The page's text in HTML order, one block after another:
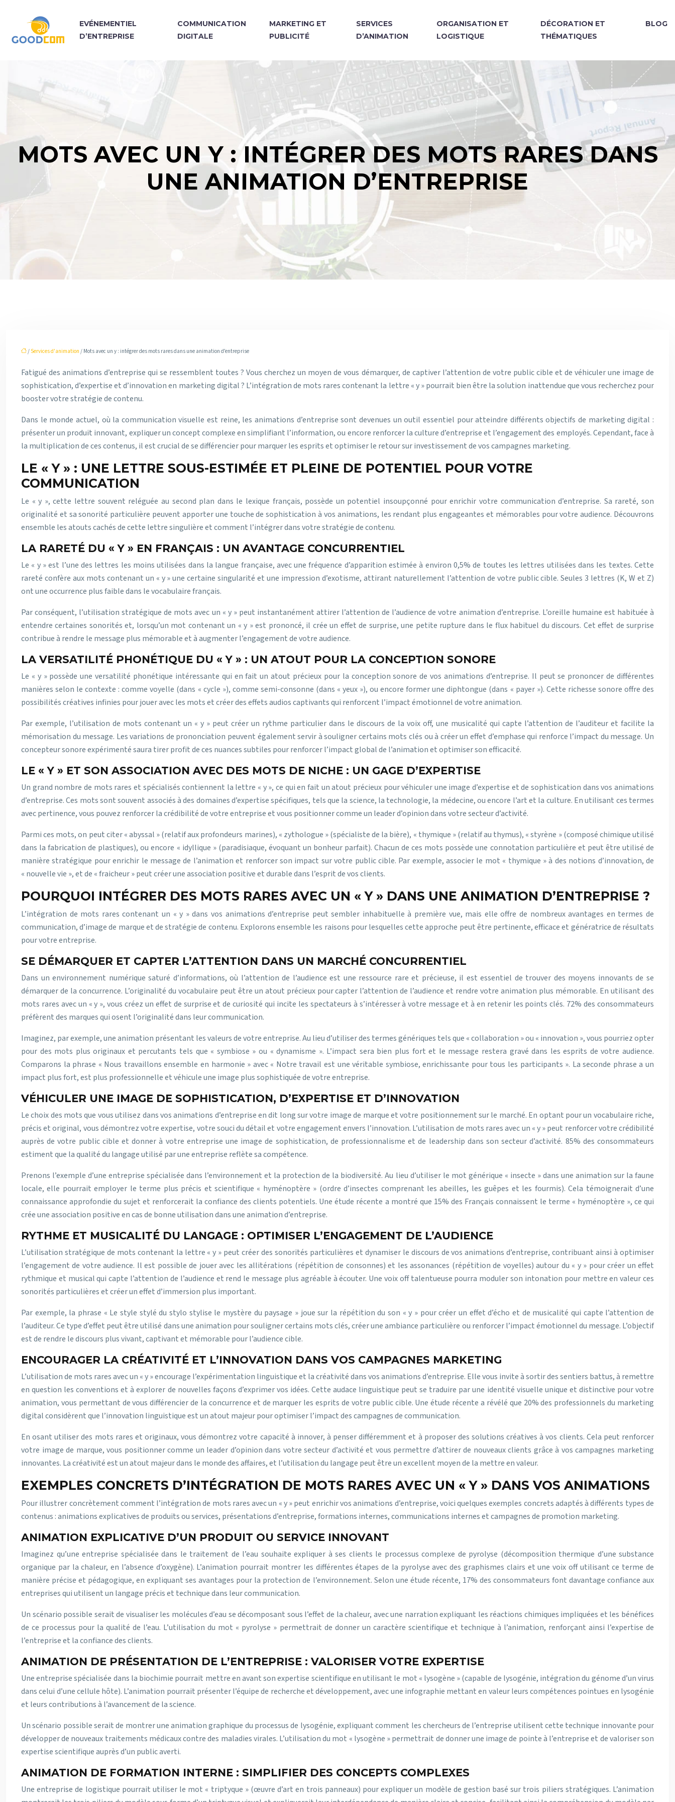
EVÉNEMENTIEL
D’ENTREPRISE
COMMUNICATION
DIGITALE
MARKETING ET
PUBLICITÉ
SERVICES
D’ANIMATION
ORGANISATION ET
LOGISTIQUE
DÉCORATION ET
THÉMATIQUES
BLOG
MOTS AVEC UN Y : INTÉGRER DES MOTS RARES DANS
UNE ANIMATION D’ENTREPRISE
/ Services d'animation / Mots avec un y : intégrer des mots rares dans une animation d’entreprise
Fatigué des animations d’entreprise qui se ressemblent toutes ? Vous cherchez un moyen de vous démarquer, de captiver l’attention de votre public cible et de véhiculer une image de
sophistication, d’expertise et d’innovation en marketing digital ? L’intégration de mots rares contenant la lettre « y » pourrait bien être la solution inattendue que vous recherchez pour
booster votre stratégie de contenu.
Dans le monde actuel, où la communication visuelle est reine, les animations d’entreprise sont devenues un outil essentiel pour atteindre différents objectifs de marketing digital :
présenter un produit innovant, expliquer un concept complexe en simplifiant l’information, ou encore renforcer la culture d’entreprise et l’engagement des employés. Cependant, face à
la multiplication de ces contenus, il est crucial de se différencier pour marquer les esprits et optimiser le retour sur investissement de vos campagnes marketing.
LE « Y » : UNE LETTRE SOUS-ESTIMÉE ET PLEINE DE POTENTIEL POUR VOTRE
COMMUNICATION
Le « y », cette lettre souvent reléguée au second plan dans le lexique français, possède un potentiel insoupçonné pour enrichir votre communication d’entreprise. Sa rareté, son
originalité et sa sonorité particulière peuvent apporter une touche de sophistication à vos animations, les rendant plus engageantes et mémorables pour votre audience. Découvrons
ensemble les atouts cachés de cette lettre singulière et comment l’intégrer dans votre stratégie de contenu.
LA RARETÉ DU « Y » EN FRANÇAIS : UN AVANTAGE CONCURRENTIEL
Le « y » est l’une des lettres les moins utilisées dans la langue française, avec une fréquence d’apparition estimée à environ 0,5% de toutes les lettres utilisées dans les textes. Cette
rareté confère aux mots contenant un « y » une certaine singularité et une impression d’exotisme, attirant naturellement l’attention de votre public cible. Seules 3 lettres (K, W et Z)
ont une occurrence plus faible dans le vocabulaire français.
Par conséquent, l’utilisation stratégique de mots avec un « y » peut instantanément attirer l’attention de l’audience de votre animation d’entreprise. L’oreille humaine est habituée à
entendre certaines sonorités et, lorsqu’un mot contenant un « y » est prononcé, il crée un effet de surprise, une petite rupture dans le flux habituel du discours. Cet effet de surprise
contribue à rendre le message plus mémorable et à augmenter l’engagement de votre audience.
LA VERSATILITÉ PHONÉTIQUE DU « Y » : UN ATOUT POUR LA CONCEPTION SONORE
Le « y » possède une versatilité phonétique intéressante qui en fait un atout précieux pour la conception sonore de vos animations d’entreprise. Il peut se prononcer de différentes
manières selon le contexte : comme voyelle (dans « cycle »), comme semi-consonne (dans « yeux »), ou encore former une diphtongue (dans « payer »). Cette richesse sonore offre des
possibilités créatives infinies pour jouer avec les mots et créer des effets audios captivants qui renforcent l’impact émotionnel de votre animation.
Par exemple, l’utilisation de mots contenant un « y » peut créer un rythme particulier dans le discours de la voix off, une musicalité qui capte l’attention de l’auditeur et facilite la
mémorisation du message. Les variations de prononciation peuvent également servir à souligner certains mots clés ou à créer un effet d’emphase qui renforce l’impact du message. Un
concepteur sonore expérimenté saura tirer profit de ces nuances subtiles pour renforcer l’impact global de l’animation et optimiser son efficacité.
LE « Y » ET SON ASSOCIATION AVEC DES MOTS DE NICHE : UN GAGE D’EXPERTISE
Un grand nombre de mots rares et spécialisés contiennent la lettre « y », ce qui en fait un atout précieux pour véhiculer une image d’expertise et de sophistication dans vos animations
d’entreprise. Ces mots sont souvent associés à des domaines d’expertise spécifiques, tels que la science, la technologie, la médecine, ou encore l’art et la culture. En utilisant ces termes
avec pertinence, vous pouvez renforcer la crédibilité de votre entreprise et vous positionner comme un leader d’opinion dans votre secteur d’activité.
Parmi ces mots, on peut citer « abyssal » (relatif aux profondeurs marines), « zythologue » (spécialiste de la bière), « thymique » (relatif au thymus), « styrène » (composé chimique utilisé
dans la fabrication de plastiques), ou encore « idyllique » (paradisiaque, évoquant un bonheur parfait). Chacun de ces mots possède une connotation particulière et peut être utilisé de
manière stratégique pour enrichir le message de l’animation et renforcer son impact sur votre public cible. Par exemple, associer le mot « thymique » à des notions d’innovation, de
« nouvelle vie », et de « fraicheur » peut créer une association positive et durable dans l’esprit de vos clients.
POURQUOI INTÉGRER DES MOTS RARES AVEC UN « Y » DANS UNE ANIMATION D’ENTREPRISE ?
L’intégration de mots rares contenant un « y » dans vos animations d’entreprise peut sembler inhabituelle à première vue, mais elle offre de nombreux avantages en termes de
communication, d’image de marque et de stratégie de contenu. Explorons ensemble les raisons pour lesquelles cette approche peut être pertinente, efficace et génératrice de résultats
pour votre entreprise.
SE DÉMARQUER ET CAPTER L’ATTENTION DANS UN MARCHÉ CONCURRENTIEL
Dans un environnement numérique saturé d’informations, où l’attention de l’audience est une ressource rare et précieuse, il est essentiel de trouver des moyens innovants de se
démarquer de la concurrence. L’originalité du vocabulaire peut être un atout précieux pour capter l’attention de l’audience et rendre votre animation plus mémorable. En utilisant des
mots rares avec un « y », vous créez un effet de surprise et de curiosité qui incite les spectateurs à s’intéresser à votre message et à en retenir les points clés. 72% des consommateurs
préfèrent des marques qui osent l’originalité dans leur communication.
Imaginez, par exemple, une animation présentant les valeurs de votre entreprise. Au lieu d’utiliser des termes génériques tels que « collaboration » ou « innovation », vous pourriez opter
pour des mots plus originaux et percutants tels que « symbiose » ou « dynamisme ». L’impact sera bien plus fort et le message restera gravé dans les esprits de votre audience.
Comparons la phrase « Nous travaillons ensemble en harmonie » avec « Notre travail est une véritable symbiose, enrichissante pour tous les participants ». La seconde phrase a un
impact plus fort, est plus professionnelle et véhicule une image plus sophistiquée de votre entreprise.
VÉHICULER UNE IMAGE DE SOPHISTICATION, D’EXPERTISE ET D’INNOVATION
Le choix des mots que vous utilisez dans vos animations d’entreprise en dit long sur votre image de marque et votre positionnement sur le marché. En optant pour un vocabulaire riche,
précis et original, vous démontrez votre expertise, votre souci du détail et votre engagement envers l’innovation. L’utilisation de mots rares avec un « y » peut renforcer votre crédibilité
auprès de votre public cible et donner à votre entreprise une image de sophistication, de professionnalisme et de leadership dans son secteur d’activité. 85% des consommateurs
estiment que la qualité du langage utilisé par une entreprise reflète sa compétence.
Prenons l’exemple d’une entreprise spécialisée dans l’environnement et la protection de la biodiversité. Au lieu d’utiliser le mot générique « insecte » dans une animation sur la faune
locale, elle pourrait employer le terme plus précis et scientifique « hyménoptère » (ordre d’insectes comprenant les abeilles, les guêpes et les fourmis). Cela témoignerait d’une
connaissance approfondie du sujet et renforcerait la confiance des clients potentiels. Une étude récente a montré que 15% des Français connaissent le terme « hyménoptère », ce qui
crée une association positive en cas de bonne utilisation dans une animation d’entreprise.
RYTHME ET MUSICALITÉ DU LANGAGE : OPTIMISER L’ENGAGEMENT DE L’AUDIENCE
L’utilisation stratégique de mots contenant la lettre « y » peut créer des sonorités particulières et dynamiser le discours de vos animations d’entreprise, contribuant ainsi à optimiser
l’engagement de votre audience. Il est possible de jouer avec les allitérations (répétition de consonnes) et les assonances (répétition de voyelles) autour du « y » pour créer un effet
rythmique et musical qui capte l’attention de l’audience et rend le message plus agréable à écouter. Une voix off talentueuse pourra moduler son intonation pour mettre en valeur ces
sonorités particulières et créer un effet d’immersion plus important.
Par exemple, la phrase « Le style stylé du stylo stylise le mystère du paysage » joue sur la répétition du son « y » pour créer un effet d’écho et de musicalité qui capte l’attention de
l’auditeur. Ce type d’effet peut être utilisé dans une animation pour souligner certains mots clés, créer une ambiance particulière ou renforcer l’impact émotionnel du message. L’objectif
est de rendre le discours plus vivant, captivant et mémorable pour l’audience cible.
ENCOURAGER LA CRÉATIVITÉ ET L’INNOVATION DANS VOS CAMPAGNES MARKETING
L’utilisation de mots rares avec un « y » encourage l’expérimentation linguistique et la créativité dans vos animations d’entreprise. Elle vous invite à sortir des sentiers battus, à remettre
en question les conventions et à explorer de nouvelles façons d’exprimer vos idées. Cette audace linguistique peut se traduire par une identité visuelle unique et distinctive pour votre
animation, vous permettant de vous différencier de la concurrence et de marquer les esprits de votre public cible. Une étude récente a révélé que 20% des professionnels du marketing
digital considèrent que l’innovation linguistique est un atout majeur pour optimiser l’impact des campagnes de communication.
En osant utiliser des mots rares et originaux, vous démontrez votre capacité à innover, à penser différemment et à proposer des solutions créatives à vos clients. Cela peut renforcer
votre image de marque, vous positionner comme un leader d’opinion dans votre secteur d’activité et vous permettre d’attirer de nouveaux clients grâce à vos campagnes marketing
innovantes. La créativité est un atout majeur dans le monde des affaires, et l’utilisation du langage peut être un excellent moyen de la mettre en valeur.
EXEMPLES CONCRETS D’INTÉGRATION DE MOTS RARES AVEC UN « Y » DANS VOS ANIMATIONS
Pour illustrer concrètement comment l’intégration de mots rares avec un « y » peut enrichir vos animations d’entreprise, voici quelques exemples concrets adaptés à différents types de
contenus : animations explicatives de produits ou services, présentations d’entreprise, formations internes, communications internes et campagnes de promotion marketing.
ANIMATION EXPLICATIVE D’UN PRODUIT OU SERVICE INNOVANT
Imaginez qu’une entreprise spécialisée dans le traitement de l’eau souhaite expliquer à ses clients le processus complexe de pyrolyse (décomposition thermique d’une substance
organique par la chaleur, en l’absence d’oxygène). L’animation pourrait montrer les différentes étapes de la pyrolyse avec des graphismes clairs et une voix off utilisant ce terme de
manière précise et pédagogique, en expliquant ses avantages pour la protection de l’environnement. Selon une étude récente, 17% des consommateurs font davantage confiance aux
entreprises qui utilisent un langage précis et technique dans leur communication.
Un scénario possible serait de visualiser les molécules d’eau se décomposant sous l’effet de la chaleur, avec une narration expliquant les réactions chimiques impliquées et les bénéfices
de ce processus pour la qualité de l’eau. L’utilisation du mot « pyrolyse » permettrait de donner un caractère scientifique et technique à l’animation, renforçant ainsi l’expertise de
l’entreprise et la confiance des clients.
ANIMATION DE PRÉSENTATION DE L’ENTREPRISE : VALORISER VOTRE EXPERTISE
Une entreprise spécialisée dans la biochimie pourrait mettre en avant son expertise scientifique en utilisant le mot « lysogène » (capable de lysogénie, intégration du génome d’un virus
dans celui d’une cellule hôte). L’animation pourrait présenter l’équipe de recherche et développement, avec une infographie mettant en valeur leurs compétences pointues en lysogénie
et leurs contributions à l’avancement de la science.
Un scénario possible serait de montrer une animation graphique du processus de lysogénie, expliquant comment les chercheurs de l’entreprise utilisent cette technique innovante pour
développer de nouveaux traitements médicaux contre des maladies virales. L’utilisation du mot « lysogène » permettrait de donner une image de pointe à l’entreprise et de valoriser son
expertise scientifique auprès d’un public averti.
ANIMATION DE FORMATION INTERNE : SIMPLIFIER DES CONCEPTS COMPLEXES
Une entreprise de logistique pourrait utiliser le mot « triptyque » (œuvre d’art en trois panneaux) pour expliquer un modèle de gestion basé sur trois piliers stratégiques. L’animation